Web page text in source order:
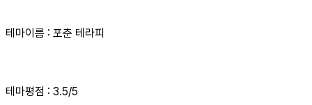
테마이름 : 포춘 테라피
테마평점 : 3.5/5